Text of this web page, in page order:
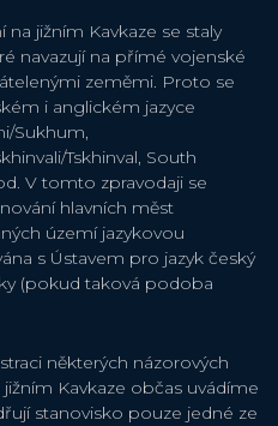
jižním Kavkaze se staly
navazují na přímé vojenské
zeměmi. Proto se
i anglickém jazyce
Sukhum,
Tskhinval, South
V tomto zpravodaji se
hlavních měst
území jazykovou
s Ústavem pro jazyk český
(pokud taková podoba
některých názorových
Kavkaze občas uvádíme
stanovisko pouze jedné ze